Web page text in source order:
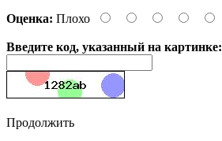
Оценка: Плохо
Введите код, указанный на картинке:
Продолжить